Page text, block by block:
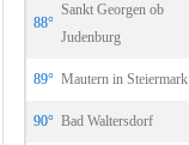
88°
Sankt Georgen ob
Judenburg
89° Mautern in Steiermark
90° Bad Waltersdorf